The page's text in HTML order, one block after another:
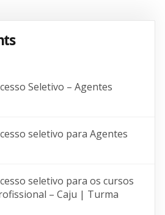
Seletivo – Agentes
seletivo para Agentes
seletivo para os cursos
– Caju | Turma